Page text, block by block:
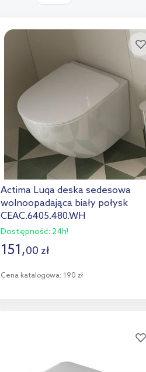
Actima Luqa deska sedesowa
wolnoopadająca biały połysk
CEAC.6405.480.WH
Dostępność: 24h!
151,00 zł
Cena katalogowa: 190 zł